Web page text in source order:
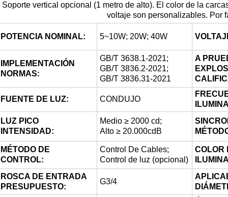
Soporte vertical opcional (1 metro de alto). El color de la
voltaje son personalizables. Por
POTENCIA NOMINAL: 5~10W; 20W; 40W
IMPLEMENTACIÓN
NORMAS:
GB/T 3638.1-2021;
GB/T 3836.2-2021;
GB/T 3836.31-2021
A
FUENTE DE LUZ: CONDUJO
LUZ PICO
INTENSIDAD:
Medio ≥ 2000 cd;
Alto ≥ 20.000cdB
MÉTODO DE
CONTROL:
Control De Cables;
Control de luz (opcional)
COLOR
ROSCA DE ENTRADA
PRESUPUESTO:
G3/4